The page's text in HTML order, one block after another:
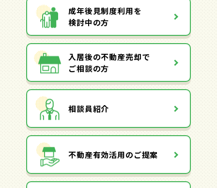
成年後見制度利用を
検討中の方
入居後の不動産売却で
ご相談の方
相談員紹介
不動産有効活用のご提案